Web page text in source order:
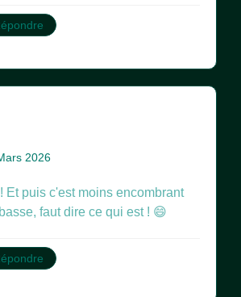
2026
Et puis c'est moins encombrant
faut dire ce qui est ! 😄